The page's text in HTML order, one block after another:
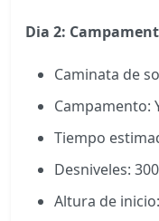
Dia 2:
Caminata de
Campamento:
Tiempo
Desniveles:
Altura de